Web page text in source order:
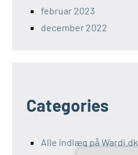
februar 2023
december 2022
Categories
Alle indlæg på Wardi.dk